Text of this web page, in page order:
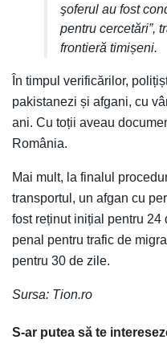
şoferul au fost
pentru cercetări”,
frontieră timișeni.
În timpul verificărilor,
pakistanezi și afgani, cu
ani. Cu toții aveau
România.
Mai mult, la finalul
transportul, un afgan cu
fost reținut inițial pentru 24
penal pentru trafic de
pentru 30 de zile.
Sursa: Tion.ro
S-ar putea să te